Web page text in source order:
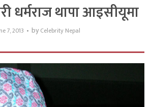
धर्मराज थापा आइसीयूमा
7, 2013 by Celebrity Nepal